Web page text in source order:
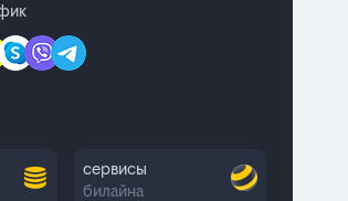
сервисы
билайна